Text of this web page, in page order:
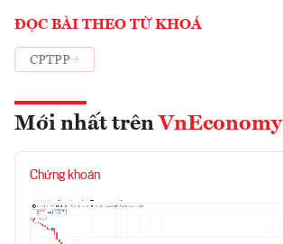
ĐỌC BÀI THEO TỪ KHOÁ
CPTPP
Mới nhất trên VnEconomy
Chứng khoán